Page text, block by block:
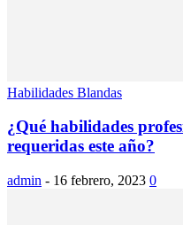
Habilidades Blandas
¿Qué habilidades
requeridas este año?
admin - 16 febrero, 2023 0